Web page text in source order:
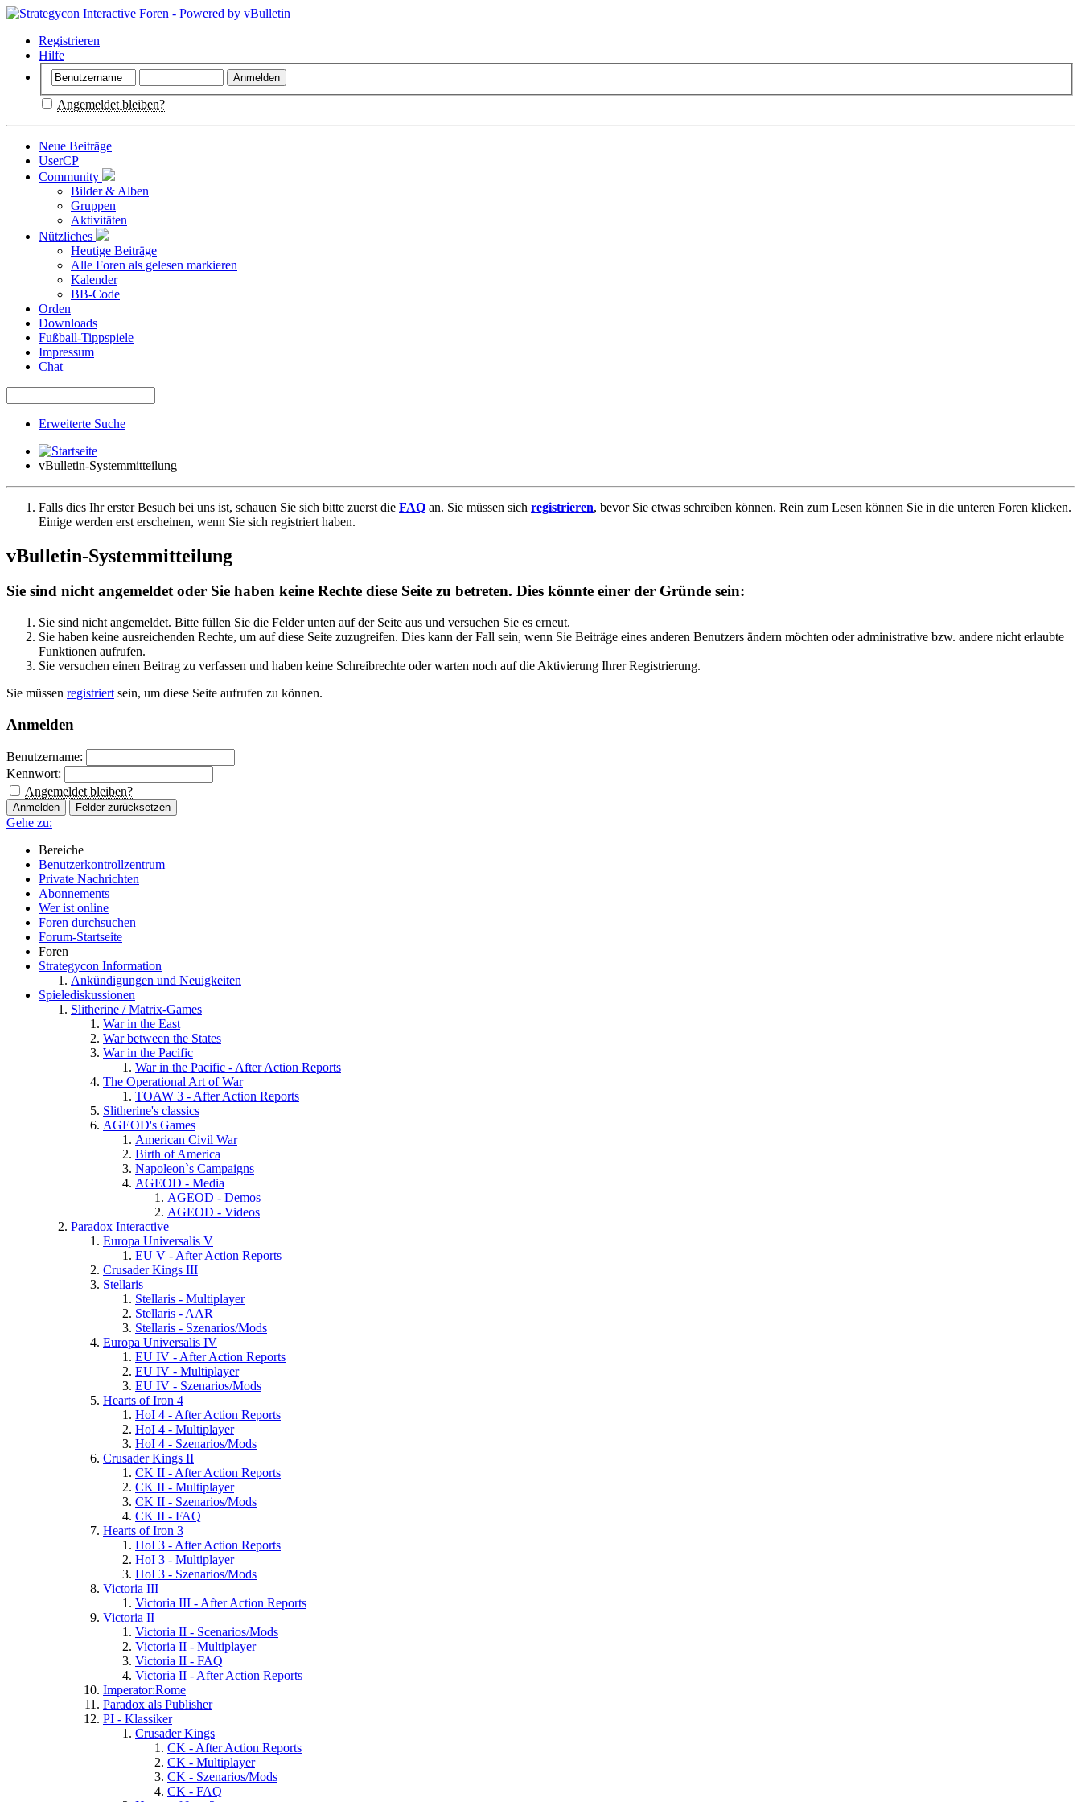
Registrieren
Hilfe
Angemeldet bleiben?
Neue Beiträge
UserCP
Community
Bilder & Alben
Gruppen
Aktivitäten
Nützliches
Heutige Beiträge
Alle Foren als gelesen markieren
Kalender
BB-Code
Orden
Downloads
Fußball-Tippspiele
Impressum
Chat
Erweiterte Suche
vBulletin-Systemmitteilung
Falls dies Ihr erster Besuch bei uns ist, schauen Sie sich bitte zuerst die FAQ an. Sie müssen sich registrieren, bevor Sie etwas schreiben können. Rein zum Lesen können Sie in die unteren Foren klicken.
Einige werden erst erscheinen, wenn Sie sich registriert haben.
vBulletin-Systemmitteilung
Sie sind nicht angemeldet oder Sie haben keine Rechte diese Seite zu betreten. Dies könnte einer der Gründe sein:
Sie sind nicht angemeldet. Bitte füllen Sie die Felder unten auf der Seite aus und versuchen Sie es erneut.
Sie haben keine ausreichenden Rechte, um auf diese Seite zuzugreifen. Dies kann der Fall sein, wenn Sie Beiträge eines anderen Benutzers ändern möchten oder administrative bzw. andere nicht erlaubte
Funktionen aufrufen.
Sie versuchen einen Beitrag zu verfassen und haben keine Schreibrechte oder warten noch auf die Aktivierung Ihrer Registrierung.
Sie müssen registriert sein, um diese Seite aufrufen zu können.
Anmelden
Benutzername:
Kennwort:
Angemeldet bleiben?
Gehe zu:
Bereiche
Benutzerkontrollzentrum
Private Nachrichten
Abonnements
Wer ist online
Foren durchsuchen
Forum-Startseite
Foren
Strategycon Information
Ankündigungen und Neuigkeiten
Spielediskussionen
Slitherine / Matrix-Games
War in the East
War between the States
War in the Pacific
War in the Pacific - After Action Reports
The Operational Art of War
TOAW 3 - After Action Reports
Slitherine's classics
AGEOD's Games
American Civil War
Birth of America
Napoleon`s Campaigns
AGEOD - Media
AGEOD - Demos
AGEOD - Videos
Paradox Interactive
Europa Universalis V
EU V - After Action Reports
Crusader Kings III
Stellaris
Stellaris - Multiplayer
Stellaris - AAR
Stellaris - Szenarios/Mods
Europa Universalis IV
EU IV - After Action Reports
EU IV - Multiplayer
EU IV - Szenarios/Mods
Hearts of Iron 4
HoI 4 - After Action Reports
HoI 4 - Multiplayer
HoI 4 - Szenarios/Mods
Crusader Kings II
CK II - After Action Reports
CK II - Multiplayer
CK II - Szenarios/Mods
CK II - FAQ
Hearts of Iron 3
HoI 3 - After Action Reports
HoI 3 - Multiplayer
HoI 3 - Szenarios/Mods
Victoria III
Victoria III - After Action Reports
Victoria II
Victoria II - Scenarios/Mods
Victoria II - Multiplayer
Victoria II - FAQ
Victoria II - After Action Reports
Imperator:Rome
Paradox als Publisher
PI - Klassiker
Crusader Kings
CK - After Action Reports
CK - Multiplayer
CK - Szenarios/Mods
CK - FAQ